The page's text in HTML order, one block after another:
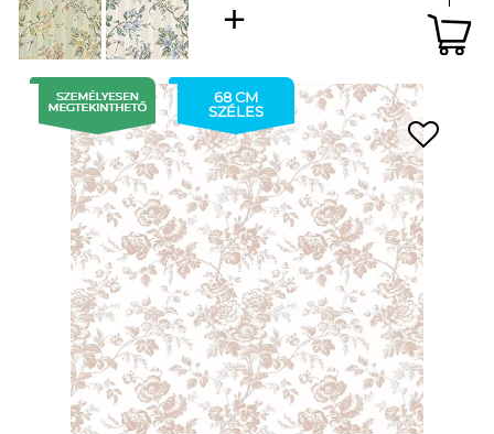
68 CM
SZÉLES